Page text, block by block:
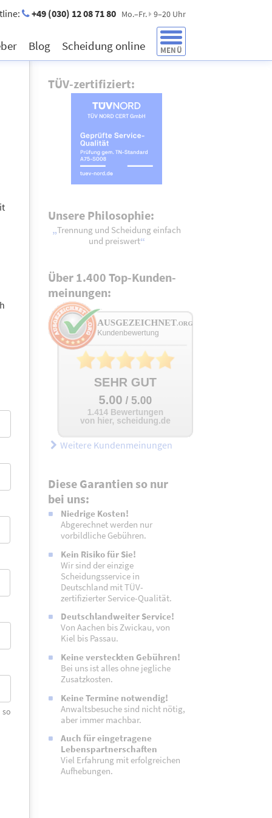
+49 (030) 12 08 71 80 Mo.–Fr. 9–20 Uhr
Blog Scheidung online MENÜ
TÜV-zertifiziert:
Unsere Philosophie:
Trennung und Scheidung einfach
und preiswert
Über 1.400 Top-Kunden­
meinungen:
Weitere Kundenmeinungen
Diese Garantien so nur
bei uns:
Niedrige Kosten!
Abgerechnet werden nur
vorbildliche Gebühren.
Kein Risiko für Sie!
Wir sind der einzige
Scheidungsservice in
Deutschland mit TÜV-
zertifizierter Service-Qualität.
Deutschlandweiter Service!
Von Aachen bis Zwickau, von
Kiel bis Passau.
Keine versteckten Gebühren!
Bei uns ist alles ohne jegliche
Zusatzkosten.
Keine Termine notwendig!
Anwaltsbesuche sind nicht nötig,
aber immer machbar.
Auch für eingetragene
Lebenspartnerschaften
Viel Erfahrung mit erfolg­reichen
Aufhebungen.